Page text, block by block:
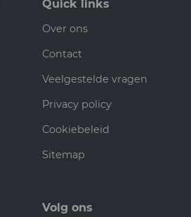
Quick links
Over ons
Contact
Veelgestelde vragen
Privacy policy
Cookiebeleid
Sitemap
Volg ons